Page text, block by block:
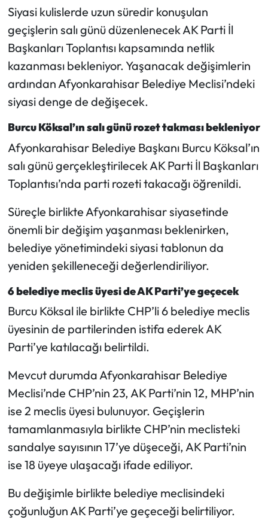
Siyasi kulislerde uzun süredir konuşulan
geçişlerin salı günü düzenlenecek AK Parti İl
Başkanları Toplantısı kapsamında netlik
kazanması bekleniyor. Yaşanacak değişimlerin
ardından Afyonkarahisar Belediye Meclisi’ndeki
siyasi denge de değişecek.
Burcu Köksal’ın salı günü rozet takması bekleniyor
Afyonkarahisar Belediye Başkanı Burcu Köksal’ın
salı günü gerçekleştirilecek AK Parti İl Başkanları
Toplantısı’nda parti rozeti takacağı öğrenildi.
Süreçle birlikte Afyonkarahisar siyasetinde
önemli bir değişim yaşanması beklenirken,
belediye yönetimindeki siyasi tablonun da
yeniden şekilleneceği değerlendiriliyor.
6 belediye meclis üyesi de AK Parti’ye geçecek
Burcu Köksal ile birlikte CHP’li 6 belediye meclis
üyesinin de partilerinden istifa ederek AK
Parti’ye katılacağı belirtildi.
Mevcut durumda Afyonkarahisar Belediye
Meclisi’nde CHP’nin 23, AK Parti’nin 12, MHP’nin
ise 2 meclis üyesi bulunuyor. Geçişlerin
tamamlanmasıyla birlikte CHP’nin meclisteki
sandalye sayısının 17’ye düşeceği, AK Parti’nin
ise 18 üyeye ulaşacağı ifade ediliyor.
Bu değişimle birlikte belediye meclisindeki
çoğunluğun AK Parti’ye geçeceği belirtiliyor.
Ortaköy Haberleri
Osmancık Haberleri
Resmi İlan
Resmi Reklam
Sağlık
Siyaset
Spor
Sungurlu Haberleri
Turizm
Uğurludağ Haberleri
Yaşam
Yayla Haber
Yemek Tarifleri